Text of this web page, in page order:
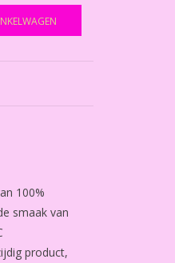
100%
smaak van
product,